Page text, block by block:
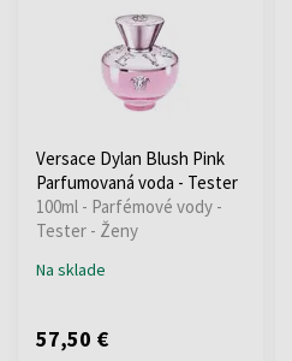
Versace Dylan Blush Pink
Parfumovaná voda - Tester
100ml - Parfémové vody -
Tester - Ženy
Na sklade
57,50 €